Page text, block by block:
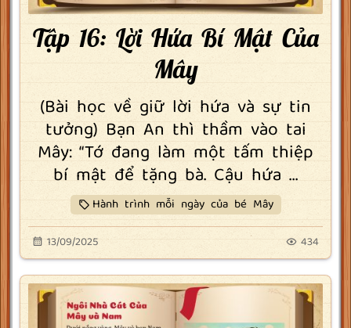
Tập 16: Lời Hứa Bí Mật Của
Mây
(Bài học về giữ lời hứa và sự tin
tưởng) Bạn An thì thầm vào tai
Mây: “Tớ đang làm một tấm thiệp
bí mật để tặng bà. Cậu hứa ...
Hành trình mỗi ngày của bé Mây
13/09/2025 434